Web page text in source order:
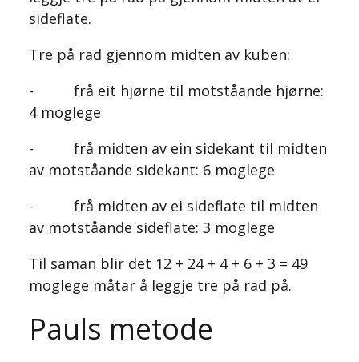
sideflate.
Tre på rad gjennom midten av kuben:
- frå eit hjørne til motståande hjørne:
4 moglege
- frå midten av ein sidekant til midten
av motståande sidekant: 6 moglege
- frå midten av ei sideflate til midten
av motståande sideflate: 3 moglege
Til saman blir det 12 + 24 + 4 + 6 + 3 = 49
moglege måtar å leggje tre på rad på.
Pauls metode